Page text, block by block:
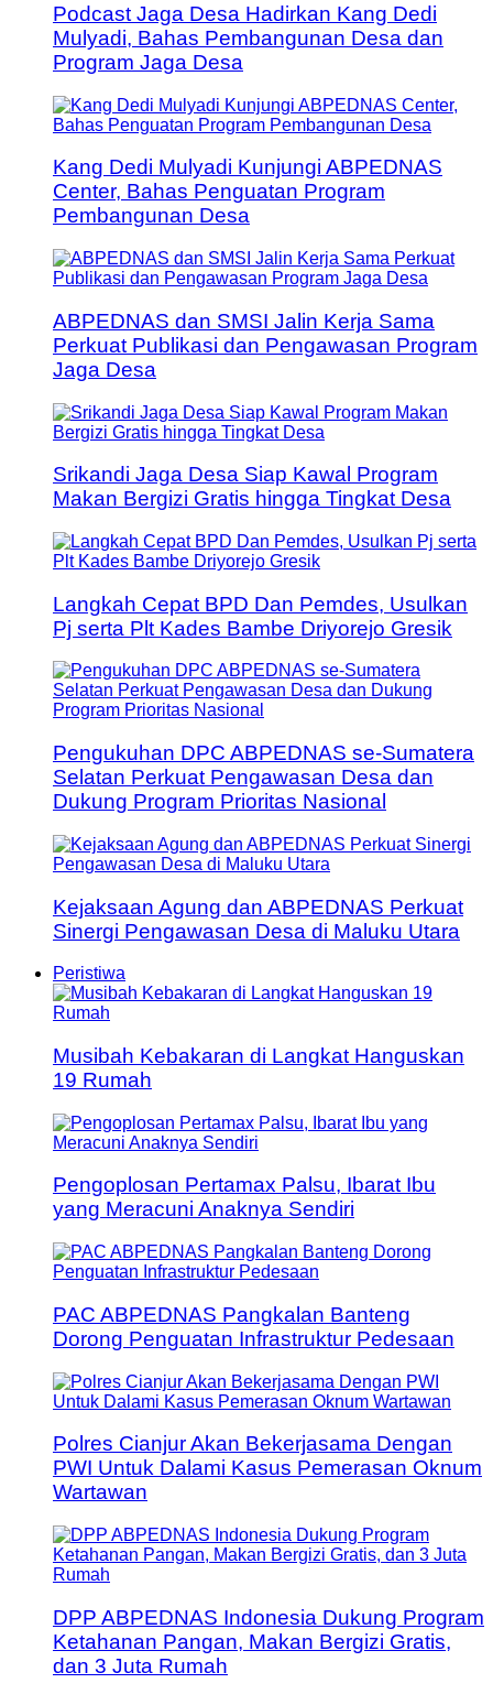
Podcast Jaga Desa Hadirkan Kang Dedi
Mulyadi, Bahas Pembangunan Desa dan
Program Jaga Desa
Kang Dedi Mulyadi Kunjungi ABPEDNAS
Center, Bahas Penguatan Program
Pembangunan Desa
ABPEDNAS dan SMSI Jalin Kerja Sama
Perkuat Publikasi dan Pengawasan Program
Jaga Desa
Srikandi Jaga Desa Siap Kawal Program
Makan Bergizi Gratis hingga Tingkat Desa
Langkah Cepat BPD Dan Pemdes, Usulkan
Pj serta Plt Kades Bambe Driyorejo Gresik
Pengukuhan DPC ABPEDNAS se-Sumatera
Selatan Perkuat Pengawasan Desa dan
Dukung Program Prioritas Nasional
Kejaksaan Agung dan ABPEDNAS Perkuat
Sinergi Pengawasan Desa di Maluku Utara
Peristiwa
Musibah Kebakaran di Langkat Hanguskan
19 Rumah
Pengoplosan Pertamax Palsu, Ibarat Ibu
yang Meracuni Anaknya Sendiri
PAC ABPEDNAS Pangkalan Banteng
Dorong Penguatan Infrastruktur Pedesaan
Polres Cianjur Akan Bekerjasama Dengan
PWI Untuk Dalami Kasus Pemerasan Oknum
Wartawan
DPP ABPEDNAS Indonesia Dukung Program
Ketahanan Pangan, Makan Bergizi Gratis,
dan 3 Juta Rumah